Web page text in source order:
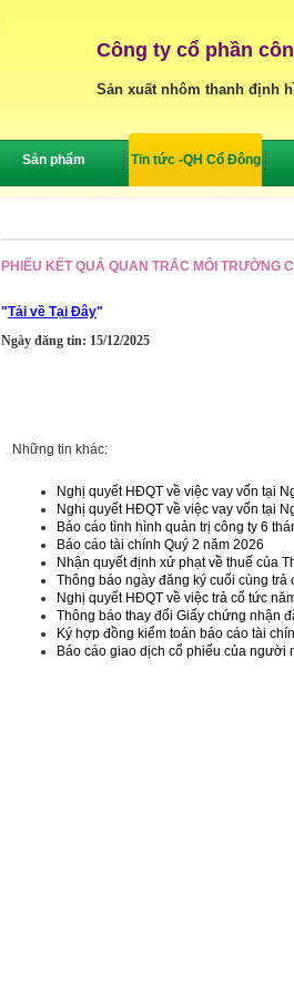
Công ty cổ phần
Sản xuất nhôm thanh định
Sản phẩm Tin tức -QH Cổ Đông
PHIẾU KẾT QUẢ QUAN TRẮC MÔI TRƯỜNG
"Tải về Tại Đây"
Ngày đăng tin: 15/12/2025
Những tin khác:
Nghị quyết HĐQT về việc vay vốn tại
Nghị quyết HĐQT về việc vay vốn tại
Báo cáo tình hình quản trị công ty 6
Báo cáo tài chính Quý 2 năm 2026
Nhận quyết định xử phạt về thuế của
Thông báo ngày đăng ký cuối cùng trả
Nghị quyết HĐQT về việc trả cổ tức
Thông báo thay đổi Giấy chứng nhận
Ký hợp đồng kiểm toán báo cáo tài
Báo cáo giao dịch cổ phiếu của người